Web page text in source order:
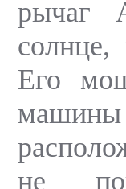
рычаг
Его
не